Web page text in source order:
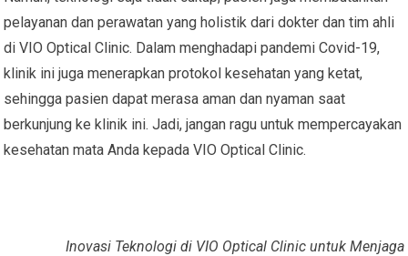
pelayanan dan perawatan yang holistik dari dokter dan tim ahli
di VIO Optical Clinic. Dalam menghadapi pandemi Covid-19,
klinik ini juga menerapkan protokol kesehatan yang ketat,
sehingga pasien dapat merasa aman dan nyaman saat
berkunjung ke klinik ini. Jadi, jangan ragu untuk mempercayakan
kesehatan mata Anda kepada VIO Optical Clinic.
Inovasi Teknologi di VIO Optical Clinic untuk Menjaga